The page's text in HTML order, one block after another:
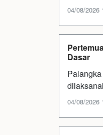
04/08/2026
Dasar
04/08/2026